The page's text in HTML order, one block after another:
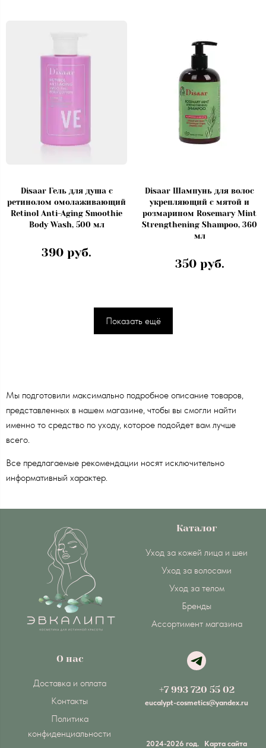
Disaar Гель для душа с
ретинолом омолаживающий
Retinol Anti-Aging Smoothie
Body Wash, 500 мл
390 руб.
Disaar Шампунь для волос
укрепляющий с мятой и
розмарином Rosemary Mint
Strengthening Shampoo, 360
мл
350 руб.
Показать ещё
Мы подготовили максимально подробное описание товаров,
представленных в нашем магазине, чтобы вы смогли найти
именно то средство по уходу, которое подойдет вам лучше
всего.
Все предлагаемые рекомендации носят исключительно
информативный характер.
Каталог
Уход за кожей лица и шеи
Уход за волосами
Уход за телом
Бренды
Ассортимент магазина
О нас
Доставка и оплата
Контакты
Политика
конфиденциальности
+7 993 720 55 02
eucalypt-cosmetics@yandex.ru
2024-2026 год. Карта сайта